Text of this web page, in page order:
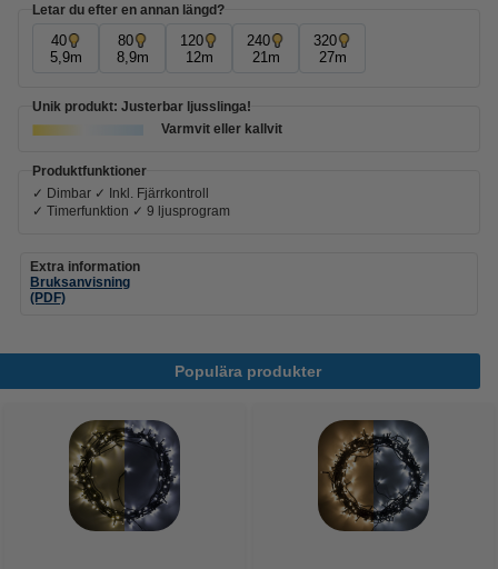
Letar du efter en annan längd?
40
5,9m
80
8,9m
120
12m
240
21m
320
27m
Unik produkt: Justerbar ljusslinga!
Varmvit eller kallvit
Produktfunktioner
✓ Dimbar ✓ Inkl. Fjärrkontroll
✓ Timerfunktion ✓ 9 ljusprogram
Extra information
Bruksanvisning
(PDF)
Populära produkter